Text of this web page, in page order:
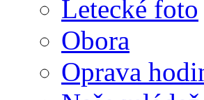
Letecké foto
Obora
Oprava